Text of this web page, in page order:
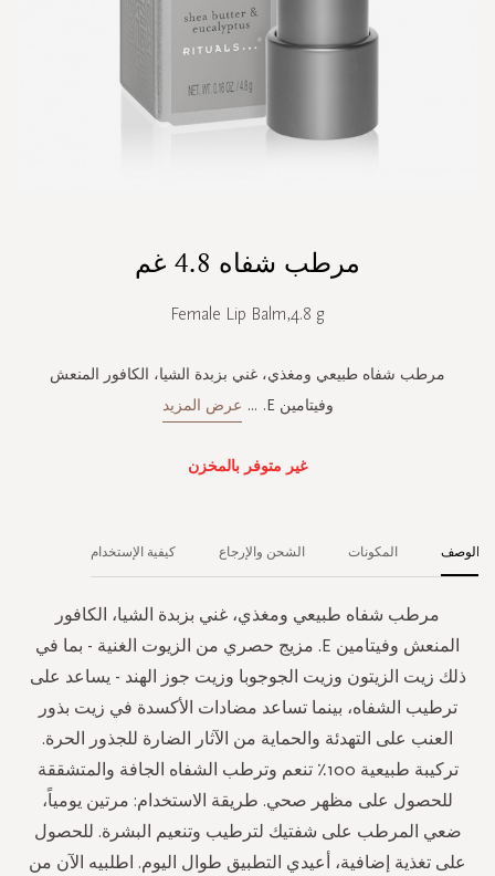
مرطب شفاه 4.8 غم
Female Lip Balm,4.8 g
مرطب شفاه طبيعي ومغذي، غني بزبدة الشيا، الكافور المنعش
وفيتامين E.
... عرض المزيد
غير متوفر بالمخزن
الوصف
مرطب شفاه طبيعي ومغذي، غني بزبدة الشيا، الكافور
المنعش وفيتامين E. مزيج حصري من الزيوت الغنية - بما في
ذلك زيت الزيتون وزيت الجوجوبا وزيت جوز الهند - يساعد على
ترطيب الشفاه، بينما تساعد مضادات الأكسدة في زيت بذور
العنب على التهدئة والحماية من الآثار الضارة للجذور الحرة.
تركيبة طبيعية 100٪ تنعم وترطب الشفاه الجافة والمتشققة
للحصول على مظهر صحي. طريقة الاستخدام: مرتين يومياً،
ضعي المرطب على شفتيك لترطيب وتنعيم البشرة. للحصول
على تغذية إضافية، أعيدي التطبيق طوال اليوم. اطلبيه الآن من
المكونات الشحن والإرجاع كيفية الإستخدام